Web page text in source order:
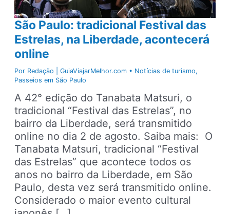
São Paulo: tradicional Festival das
Estrelas, na Liberdade, acontecerá
online
Por Redação | GuiaViajarMelhor.com • Notícias de turismo,
Passeios em São Paulo
A 42° edição do Tanabata Matsuri, o
tradicional “Festival das Estrelas”, no
bairro da Liberdade, será transmitido
online no dia 2 de agosto. Saiba mais: O
Tanabata Matsuri, tradicional “Festival
das Estrelas” que acontece todos os
anos no bairro da Liberdade, em São
Paulo, desta vez será transmitido online.
Considerado o maior evento cultural